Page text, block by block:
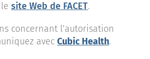
site Web de FACET.
concernant l’autorisation
avec Cubic Health.